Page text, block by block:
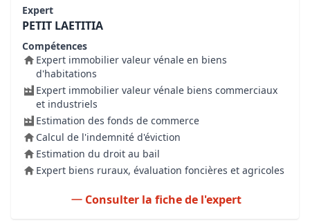
Expert
PETIT LAETITIA
Compétences
Expert immobilier valeur vénale en biens
d'habitations
Expert immobilier valeur vénale biens commerciaux
et industriels
Estimation des fonds de commerce
Calcul de l'indemnité d'éviction
Estimation du droit au bail
Expert biens ruraux, évaluation foncières et agricoles
Consulter la fiche de l'expert